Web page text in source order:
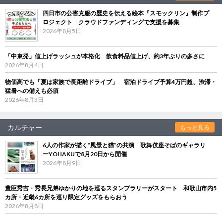
四日市の公害克服の歴史を伝える絵本『スモックリン』制作プ
ロジェクト クラウドファンディングで支援を募集
2026年8月5日
「中東発」値上げラッシュが本格化 飲食料品値上げ、約3年ぶりの多さに
2026年8月4日
物価高でも「夏は家族で長距離ドライブ」 宿泊ドライブ予算4万円超、渋滞・
猛暑への備えも必須
2026年8月3日
カルチャー もっと見る
6人の作家が描く“風景と猫”の共演 歌舞伎座そばのギャラリ
ーYOHAKUで8月20日から開催
2026年8月9日
豊臣秀吉・秀長兄弟ゆかりの地を巡るスタンプラリーがスタート 和歌山市内5
カ所・近畿6カ所を巡り限定グッズをもらおう
2026年8月8日